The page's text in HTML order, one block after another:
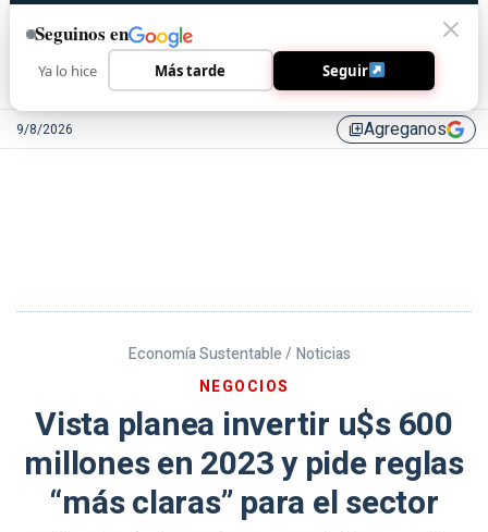
9/8/2026 library_addAgreganos
Economía Sustentable / Noticias
NEGOCIOS
Vista planea invertir u$s 600
millones en 2023 y pide reglas
“más claras” para el sector
Seguinos en
Ya lo hice Más tarde Seguir